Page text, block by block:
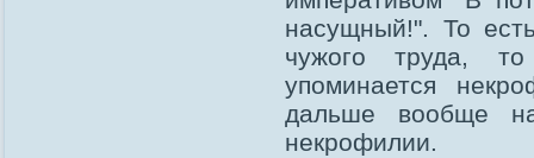
насущный!". То
чужого труда,
упоминается
дальше вообще
некрофилии.